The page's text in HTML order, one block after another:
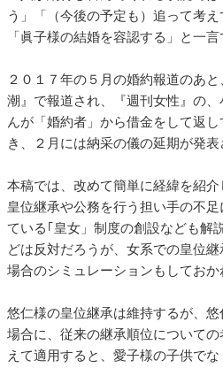
う」「（今後の予定も）追って考え
「眞子様の結婚を容認する」と一
２０１７年の５月の婚約報道のあ
潮』で報道され、『週刊女性』の
んが「婚約者」から借金をして返
き、２月には納采の儀の延期が発
本稿では、改めて簡単に経緯を紹
皇位継承や公務を行う担い手の不
ている｢皇女」制度の創設なども解
どは反対だろうが、女系での皇位
場合のシミュレーションもしておか
悠仁様の皇位継承は維持するが、
場合に、従来の継承順位について
えて適用すると、愛子様の子供で